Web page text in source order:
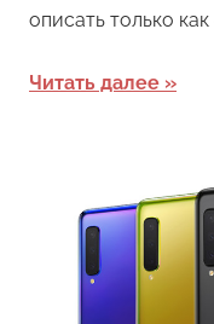
описать только
Читать далее